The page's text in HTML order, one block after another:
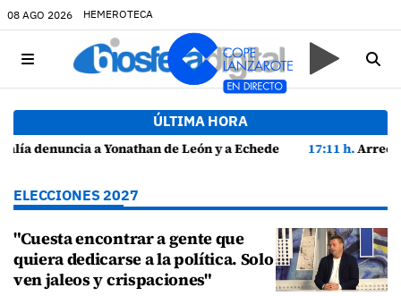
08 AGO 2026 HEMEROTECA
ÚLTIMA HORA
Eugenio por presuntas anomalías en contratos festivos
17:11 h.Arrecife reabre la playa de El Reducto con las últimas
ELECCIONES 2027
"Cuesta encontrar a gente que
quiera dedicarse a la política. Solo
ven jaleos y crispaciones"